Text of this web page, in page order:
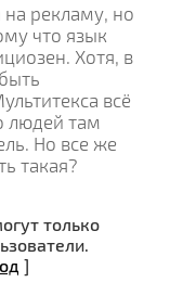
рекламу, но
что язык
Хотя, в
всё
людей там
Но все же
такая?
только
]